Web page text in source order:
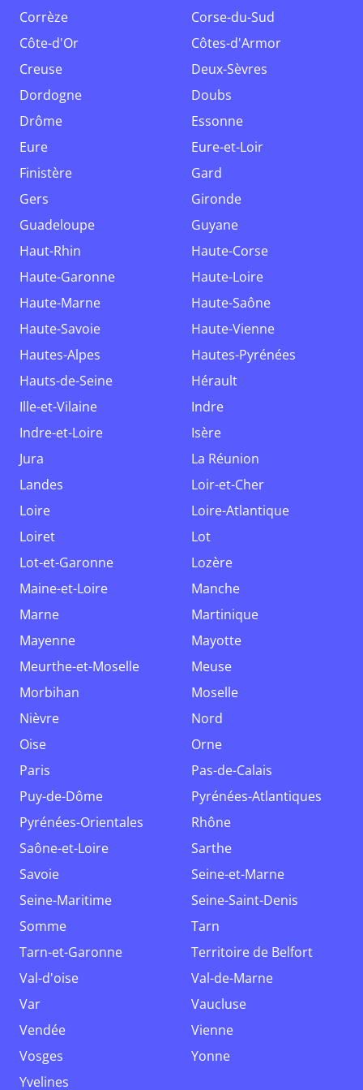
Corrèze
Corse-du-Sud
Côte-d'Or
Côtes-d'Armor
Creuse
Deux-Sèvres
Dordogne
Doubs
Drôme
Essonne
Eure
Eure-et-Loir
Finistère
Gard
Gers
Gironde
Guadeloupe
Guyane
Haut-Rhin
Haute-Corse
Haute-Garonne
Haute-Loire
Haute-Marne
Haute-Saône
Haute-Savoie
Haute-Vienne
Hautes-Alpes
Hautes-Pyrénées
Hauts-de-Seine
Hérault
Ille-et-Vilaine
Indre
Indre-et-Loire
Isère
Jura
La Réunion
Landes
Loir-et-Cher
Loire
Loire-Atlantique
Loiret
Lot
Lot-et-Garonne
Lozère
Maine-et-Loire
Manche
Marne
Martinique
Mayenne
Mayotte
Meurthe-et-Moselle
Meuse
Morbihan
Moselle
Nièvre
Nord
Oise
Orne
Paris
Pas-de-Calais
Puy-de-Dôme
Pyrénées-Atlantiques
Pyrénées-Orientales
Rhône
Saône-et-Loire
Sarthe
Savoie
Seine-et-Marne
Seine-Maritime
Seine-Saint-Denis
Somme
Tarn
Tarn-et-Garonne
Territoire de Belfort
Val-d'oise
Val-de-Marne
Var
Vaucluse
Vendée
Vienne
Vosges
Yonne
Yvelines